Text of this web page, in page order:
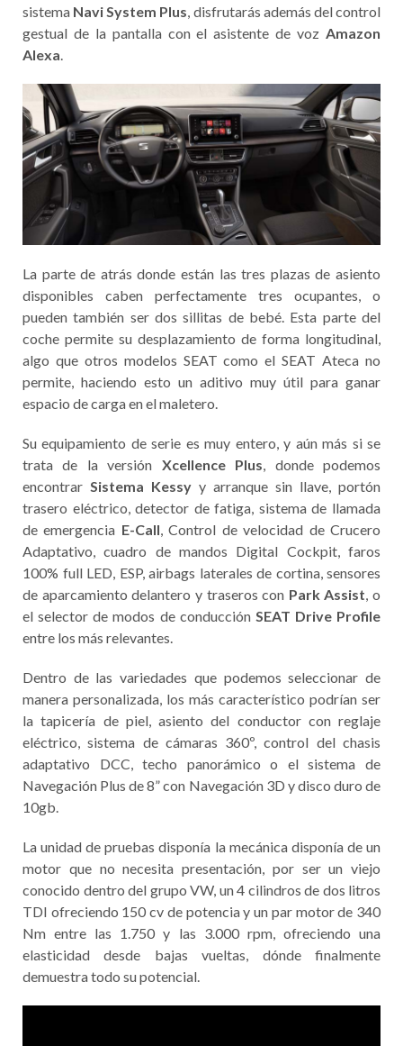
sistema Navi System Plus, disfrutarás además del control
gestual de la pantalla con el asistente de voz Amazon
Alexa.
La parte de atrás donde están las tres plazas de asiento
disponibles caben perfectamente tres ocupantes, o
pueden también ser dos sillitas de bebé. Esta parte del
coche permite su desplazamiento de forma longitudinal,
algo que otros modelos SEAT como el SEAT Ateca no
permite, haciendo esto un aditivo muy útil para ganar
espacio de carga en el maletero.
Su equipamiento de serie es muy entero, y aún más si se
trata de la versión Xcellence Plus , donde podemos
encontrar Sistema Kessy y arranque sin llave, portón
trasero eléctrico, detector de fatiga, sistema de llamada
de emergencia E-Call , Control de velocidad de Crucero
Adaptativo, cuadro de mandos Digital Cockpit, faros
100% full LED, ESP, airbags laterales de cortina, sensores
de aparcamiento delantero y traseros con Park Assist , o
el selector de modos de conducción SEAT Drive Profile
entre los más relevantes.
Dentro de las variedades que podemos seleccionar de
manera personalizada, los más característico podrían ser
la tapicería de piel, asiento del conductor con reglaje
eléctrico, sistema de cámaras 360º, control del chasis
adaptativo DCC, techo panorámico o el sistema de
Navegación Plus de 8” con Navegación 3D y disco duro de
10gb.
La unidad de pruebas disponía la mecánica disponía de un
motor que no necesita presentación, por ser un viejo
conocido dentro del grupo VW, un 4 cilindros de dos litros
TDI ofreciendo 150 cv de potencia y un par motor de 340
Nm entre las 1.750 y las 3.000 rpm, ofreciendo una
elasticidad desde bajas vueltas, dónde finalmente
demuestra todo su potencial.